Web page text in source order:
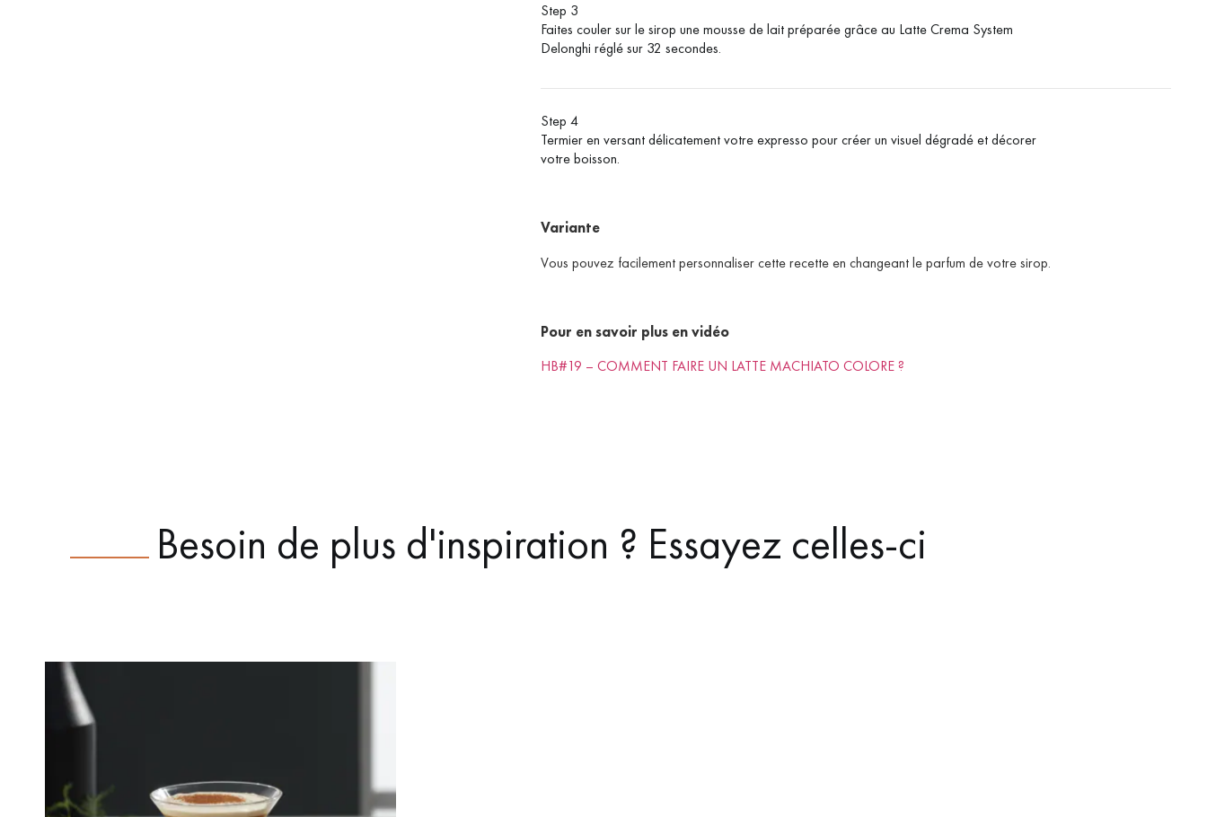
Step 3
Faites couler sur le sirop une mousse de lait préparée grâce au Latte Crema System
Delonghi réglé sur 32 secondes.
Step 4
Termier en versant délicatement votre expresso pour créer un visuel dégradé et décorer
votre boisson.
Variante
Vous pouvez facilement personnaliser cette recette en changeant le parfum de votre sirop.
Pour en savoir plus en vidéo
HB#19 – COMMENT FAIRE UN LATTE MACHIATO COLORE ?
Besoin de plus d'inspiration ? Essayez celles-ci